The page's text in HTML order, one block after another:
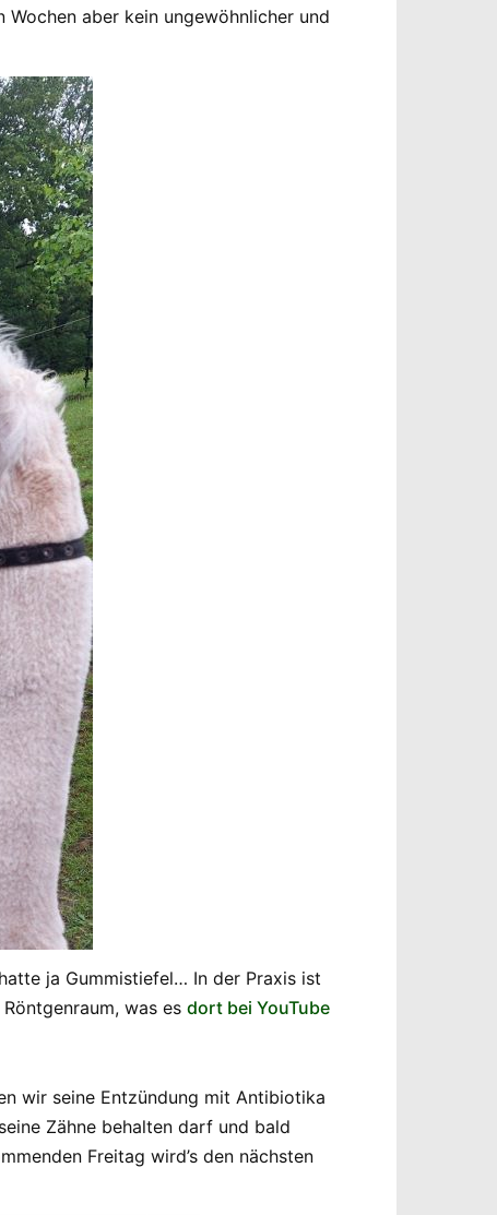
aber kein ungewöhnlicher und
ja Gummistiefel… In der Praxis ist
was es dort bei YouTube
wir seine Entzündung mit Antibiotika
Zähne behalten darf und bald
Freitag wird’s den nächsten